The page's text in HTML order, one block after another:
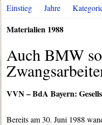
Einstieg Jahre
Materialien 1988
Auch BMW
VVN– BdA Bayern:
Bereits am 30. Juni 1988